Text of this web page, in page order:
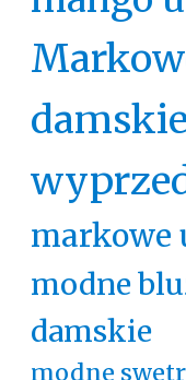
markowe
modne
damskie
modne